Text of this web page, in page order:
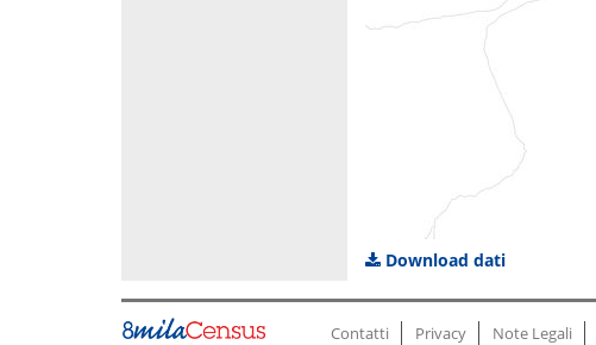
Download dati
Contatti Privacy Note Legali